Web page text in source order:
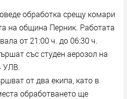
обработка срещу комари
на община Перник. Работата
от 21:00 ч. до 06:30 ч.
със студен аерозол на
УЛВ.
от два екипа, като в
обработването ще